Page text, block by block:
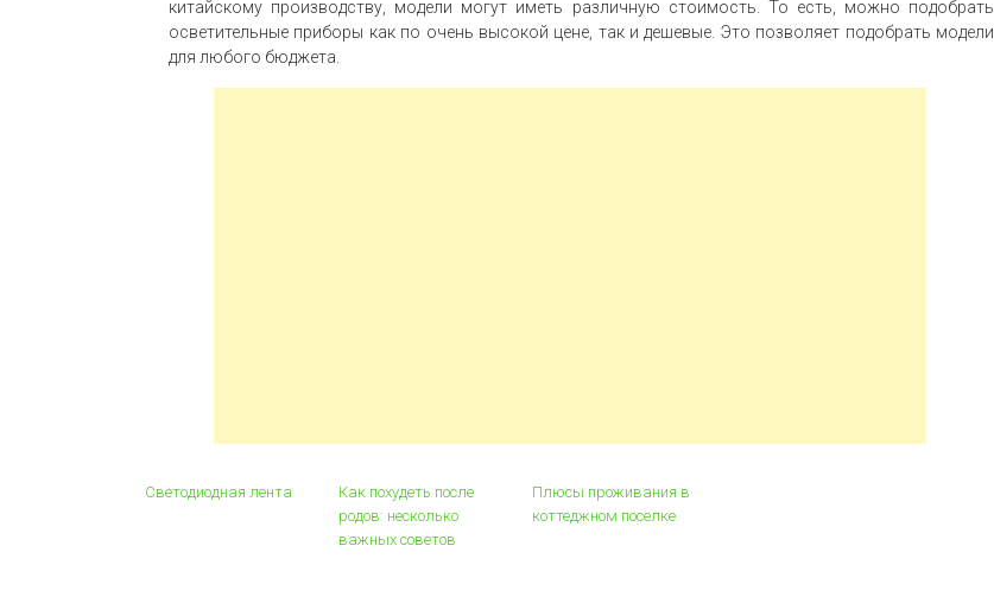
китайскому производству, модели могут иметь различную стоимость. То есть, можно подобрать
осветительные приборы как по очень высокой цене, так и дешевые. Это позволяет подобрать модели
для любого бюджета.
Светодиодная лента
Как похудеть после
родов: несколько
важных советов
Плюсы проживания в
коттеджном поселке